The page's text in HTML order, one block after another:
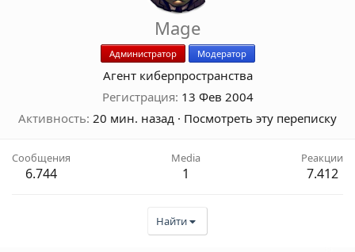
Mage
Администратор Модератор
Агент киберпространства
Регистрация 13 Фев 2004
Активность 20 мин. назад · Посмотреть эту переписку
Сообщения
6.744
Media
1
Реакции
7.412
Найти